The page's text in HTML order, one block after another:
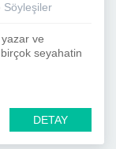
Söyleşiler
ve
seyahatin
DETAY